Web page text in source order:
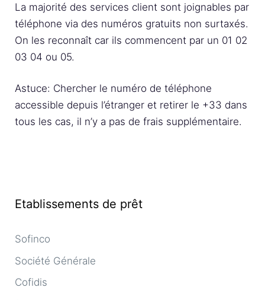
La majorité des services client sont joignables par
téléphone via des numéros gratuits non surtaxés.
On les reconnaît car ils commencent par un 01 02
03 04 ou 05.
Astuce: Chercher le numéro de téléphone
accessible depuis l’étranger et retirer le +33 dans
tous les cas, il n’y a pas de frais supplémentaire.
Etablissements de prêt
Sofinco
Société Générale
Cofidis